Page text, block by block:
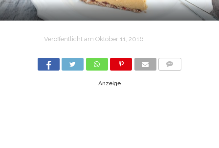
Veröffentlicht am Oktober 11, 2016
Anzeige